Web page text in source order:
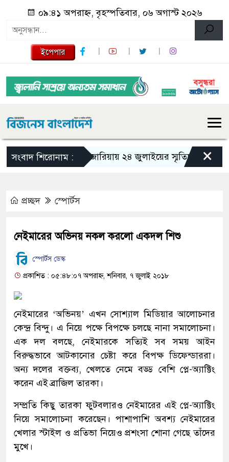
০৯:৪১ অপরাহ্ন, বৃহস্পতিবার, ০৬ অগাস্ট ২০২৬
ইপেপার
সংবাদ শিরোনাম :গজারিয়ায় ২৪ জুলাইয়ের স্মৃতিচারণ: গুমের
×
প্রচ্ছদ স্পোর্টস
নেইমারের অভিনয় নকল করলো একদল শিশু
স্পোর্টস ডেস্ক
প্রকাশিত : ০৫:৪৮:০৭ অপরাহ্ন, শনিবার, ৭ জুলাই ২০১৮
নেইমারের ‘অভিনয়’ এখন সোশ্যাল মিডিয়ার আলোচনার
কেন্দ্র বিন্দু। এ নিয়ে পক্ষে বিপক্ষে চলছে নানা সমালোচনা।
এক দল বলছে, নেইমারকে সত্যিই সব সময় আইন
বিরুদ্ধভাবে আটকানোর চেষ্টা করে বিপক্ষ ডিফেন্ডাররা।
অন্য দলের বক্তব্য, খেলতে নেমে বড্ড বেশি প্লে-অ্যাক্টিং
করেন এই ব্রাজিল তারকা।
সম্প্রতি কিছু তারকা ফুটবলারও নেইমারের এই প্লে-অ্যাক্টিং
নিয়ে সমালোচনা করেছেন। পাশাপাশি অবশ্য নেইমারের
খেলার স্টাইল ও প্রতিভা নিয়েও প্রশংসা শোনা গেছে তাঁদের
মুখে।